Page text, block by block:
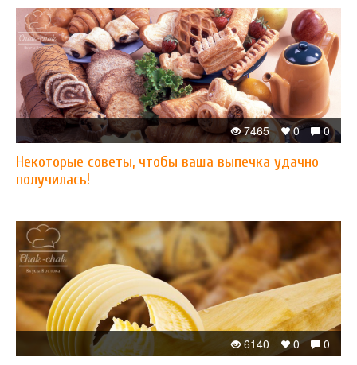
0
0
7465
Некоторые советы, чтобы ваша выпечка удачно
получилась!
0
0
6140